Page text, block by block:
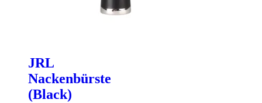
JRL
Nackenbürste
(Black)